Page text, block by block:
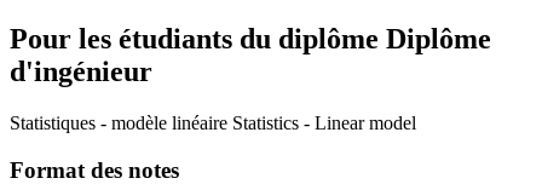
Pour les étudiants du diplôme Diplôme
d'ingénieur
Statistiques - modèle linéaire Statistics - Linear model
Format des notes